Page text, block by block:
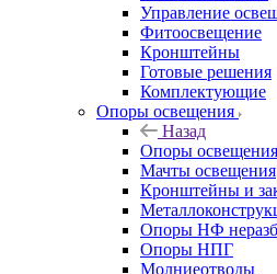
Управление
Фитоосвещение
Кронштейны
Готовые решения
Комплектующие
Опоры освещения
Назад
Опоры освещения
Мачты освещения
Кронштейны и
Опоры НФ
Опоры НПГ
Молниеотводы